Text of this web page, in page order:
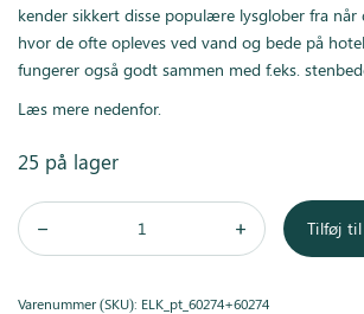
kender sikkert disse populære lysglober fra når
hvor de ofte opleves ved vand og bede på
fungerer også godt sammen med f.eks.
Læs mere nedenfor.
25 på lager
Tilføj
Varenummer (SKU): ELK_pt_60274+60274